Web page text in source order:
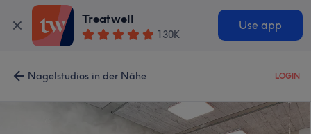
Treatwell
130K
Use app
Nagelstudios in der Nähe LOGIN